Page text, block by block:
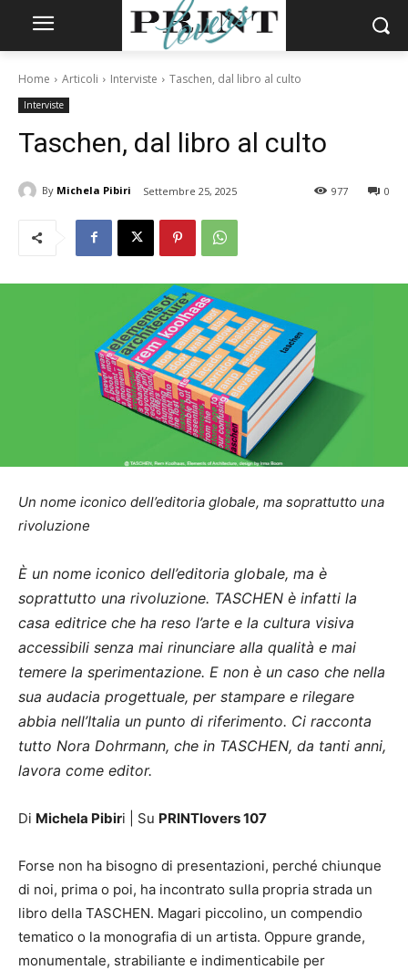
Home Articoli Interviste Taschen, dal libro al culto
Interviste
Taschen, dal libro al culto
By Michela Pibiri Settembre 25, 2025 0
977
Un nome iconico dell’editoria globale, ma soprattutto una
rivoluzione
È un nome iconico dell’editoria globale, ma è
soprattutto una rivoluzione. TASCHEN è infatti la
casa editrice che ha reso l’arte e la cultura visiva
accessibili senza mai rinunciare alla qualità e mai
temere la sperimentazione. E non è un caso che nella
sua audacia progettuale, per stampare e rilegare
abbia nell’Italia un punto di riferimento. Ci racconta
tutto Nora Dohrmann, che in TASCHEN, da tanti anni,
lavora come editor.
Di Michela Pibiri | Su PRINTlovers 107
Forse non ha bisogno di presentazioni, perché chiunque
di noi, prima o poi, ha incontrato sulla propria strada un
libro della TASCHEN. Magari piccolino, un compendio
tematico o la monografia di un artista. Oppure grande,
monumentale, strabiliante e indimenticabile per